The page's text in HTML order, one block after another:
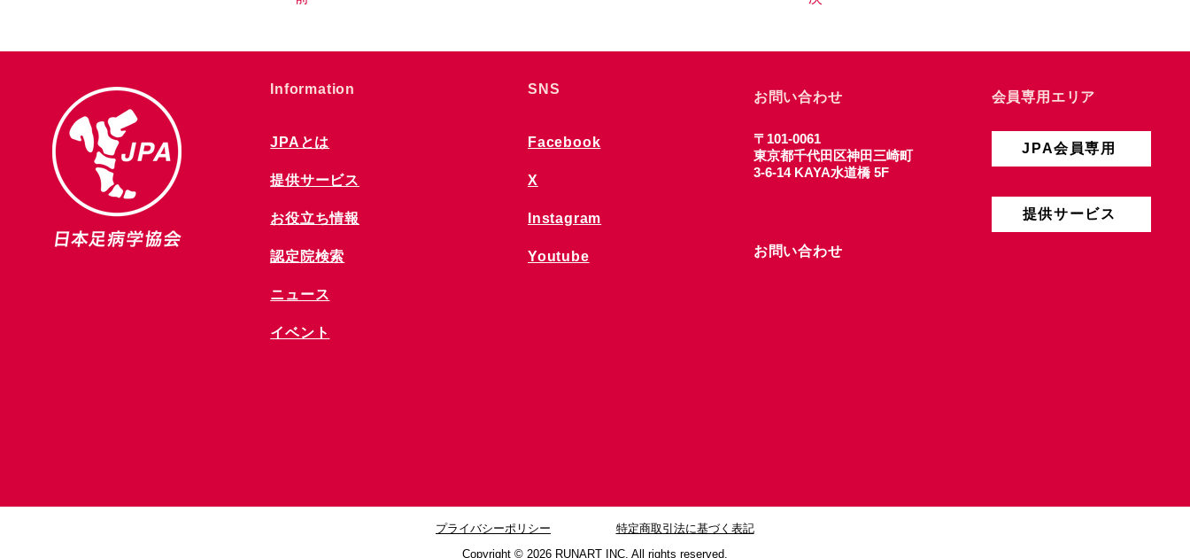
​Information
JPAとは
提供サービス
お役立ち情報
​認定院検索
ニュース
​イベント
SNS
Facebook
X
Instagram
Youtube
お問い合わせ
〒101-0061
東京都千代田区神田三崎町
3-6-14 KAYA水道橋 5F
お問い合わせ
会員専用エリア
JPA会員専用
提供サービス
プライバシーポリシー
特定商取引法に基づく表記
Copyright © 2026 RUNART INC. All rights reserved.